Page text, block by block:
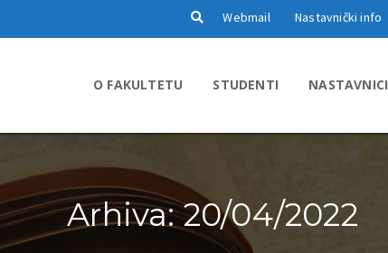
Webmail Nastavnički info
O FAKULTETU STUDENTI NASTAVNICI
Arhiva: 20/04/2022